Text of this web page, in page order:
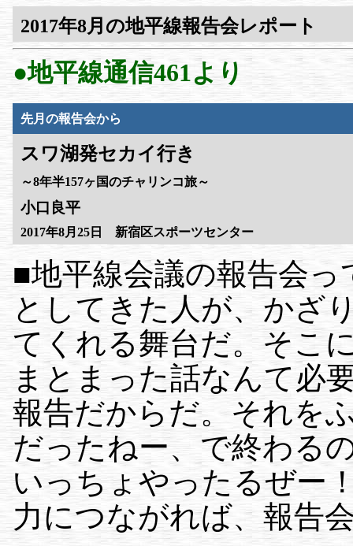
2017年8月の地平線報告会レポート
●地平線通信461より
先月の報告会から
スワ湖発セカイ行き
～8年半157ヶ国のチャリンコ旅～
小口良平
2017年8月25日 新宿区スポーツセンター
■地平線会議の報告会
としてきた人が、かざ
てくれる舞台だ。そこ
まとまった話なんて必
報告だからだ。それを
だったねー、で終わる
いっちょやったるぜー
力につながれば、報告